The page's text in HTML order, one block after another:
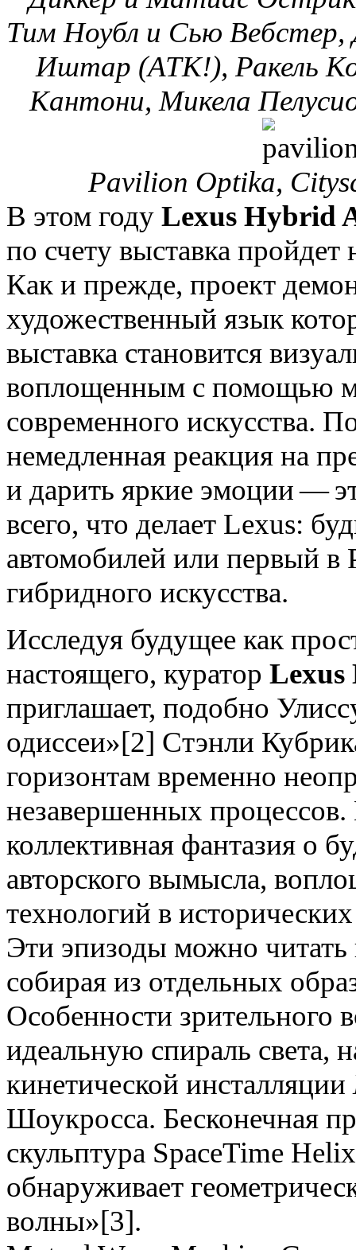
Тим Ноубл и Сью
Иштар (ATK!), Ракель
Кантони, Микела
Pavilion Optika,
В этом году Lexus Hybrid
по счету выставка
Как и прежде, проект
художественный язык
выставка становится
воплощенным с помощью
современного искусства.
немедленная реакция на
и дарить яркие эмоции —
всего, что делает Lexus:
автомобилей или первый в
гибридного искусства.
Исследуя будущее как
настоящего, куратор Lexus
приглашает, подобно
одиссеи»[2] Стэнли
горизонтам временно
незавершенных процессов.
коллективная фантазия о
авторского вымысла,
технологий в
Эти эпизоды можно читать
собирая из отдельных
Особенности зрительного
идеальную спираль света,
кинетической инсталляции
Шоукросса. Бесконечная
скульптура SpaсeTime
обнаруживает
волны»[3].